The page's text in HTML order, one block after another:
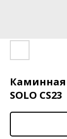
Каминная
SOLO СS23